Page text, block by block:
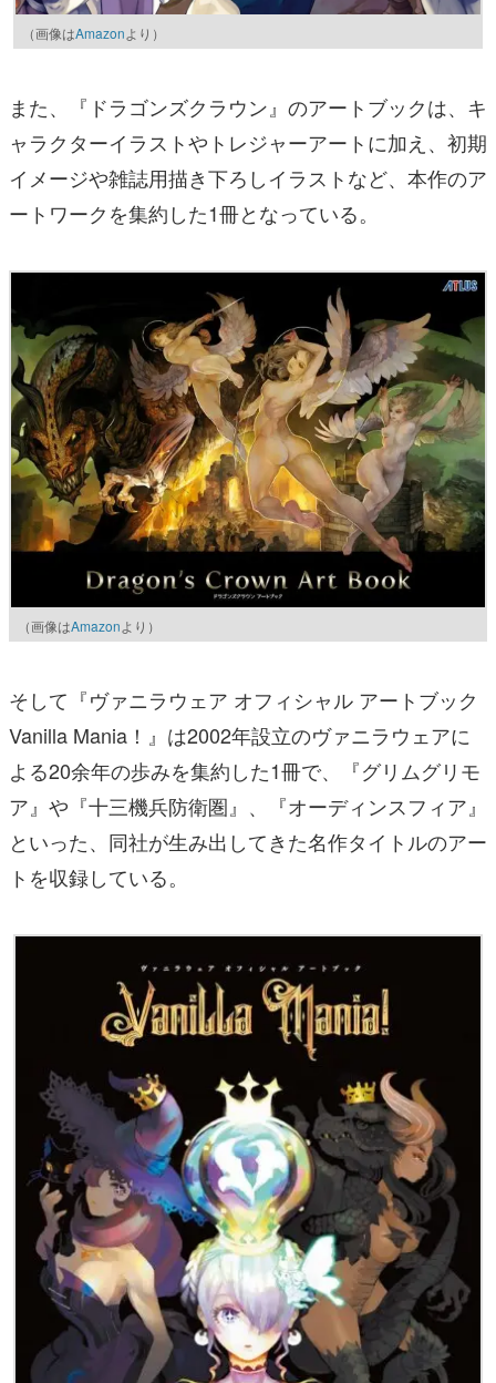
（画像はAmazonより）
また、『ドラゴンズクラウン』のアートブックは、キ
ャラクターイラストやトレジャーアートに加え、初期
イメージや雑誌用描き下ろしイラストなど、本作のア
ートワークを集約した1冊となっている。
（画像はAmazonより）
そして『ヴァニラウェア オフィシャル アートブック
Vanilla Mania！』は2002年設立のヴァニラウェアに
よる20余年の歩みを集約した1冊で、『グリムグリモ
ア』や『十三機兵防衛圏』、『オーディンスフィア』
といった、同社が生み出してきた名作タイトルのアー
トを収録している。